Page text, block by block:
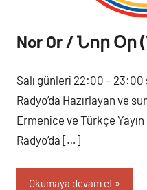
Programlar Salı
Nor Or / Նոր Օր
Salı günleri 22:00 –
Radyo’da Hazırlayan ve
Ermenice ve Türkçe Yayın
Radyo’da […]
Okumaya devam et